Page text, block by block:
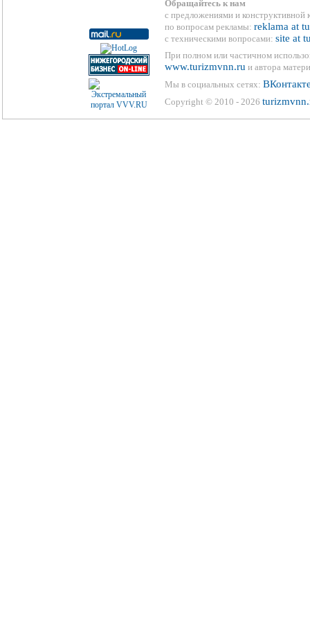
Обращайтесь к нам
с предложениями и конструктивной
по вопросам рекламы: reklama at
с техническими вопросами: site at
При полном или частичном
www.turizmvnn.ru и автора
Мы в социальных сетях:
Copyright © 2010 - 2026